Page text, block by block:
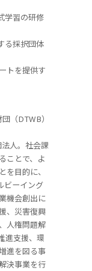
学習の研修
る採択団体
トを提供す
（DTWB）
人。社会課
ことで、よ
を目的に、
ビーイング
機会創出に
、災害復興
人権問題解
進支援、環
進を図る事
決事業を行